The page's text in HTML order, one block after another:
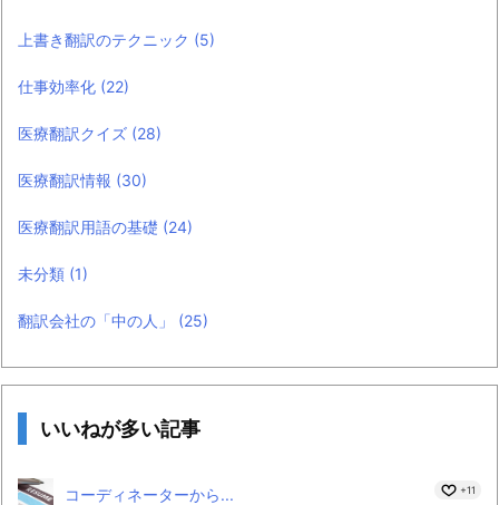
上書き翻訳のテクニック (5)
仕事効率化 (22)
医療翻訳クイズ (28)
医療翻訳情報 (30)
医療翻訳用語の基礎 (24)
未分類 (1)
翻訳会社の「中の人」 (25)
いいねが多い記事
コーディネーターから... +11